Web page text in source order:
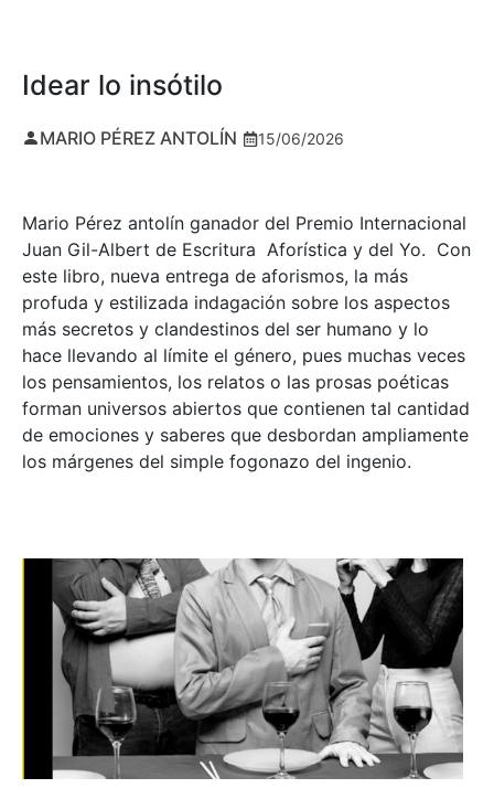
Idear lo insótilo
MARIO PÉREZ ANTOLÍN 15/06/2026
Mario Pérez antolín ganador del Premio Internacional
Juan Gil-Albert de Escritura Aforística y del Yo. Con
este libro, nueva entrega de aforismos, la más
profuda y estilizada indagación sobre los aspectos
más secretos y clandestinos del ser humano y lo
hace llevando al límite el género, pues muchas veces
los pensamientos, los relatos o las prosas poéticas
forman universos abiertos que contienen tal cantidad
de emociones y saberes que desbordan ampliamente
los márgenes del simple fogonazo del ingenio.